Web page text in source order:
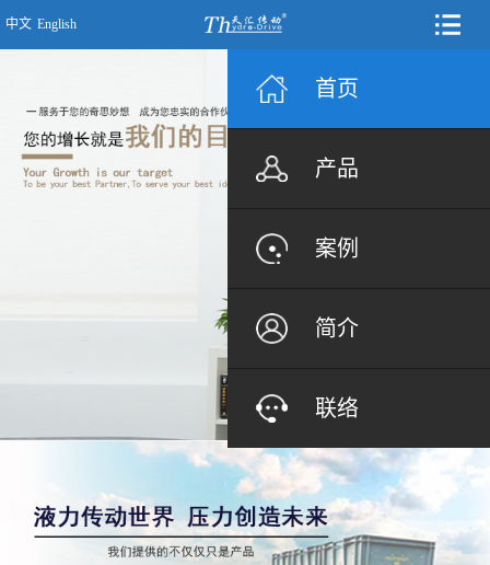
中文 English
首页
产品
案例
简介
联络